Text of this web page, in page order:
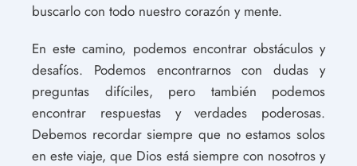
buscarlo con todo nuestro corazón y mente.
En este camino, podemos encontrar obstáculos y
desafíos. Podemos encontrarnos con dudas y
preguntas difíciles, pero también podemos
encontrar respuestas y verdades poderosas.
Debemos recordar siempre que no estamos solos
en este viaje, que Dios está siempre con nosotros y